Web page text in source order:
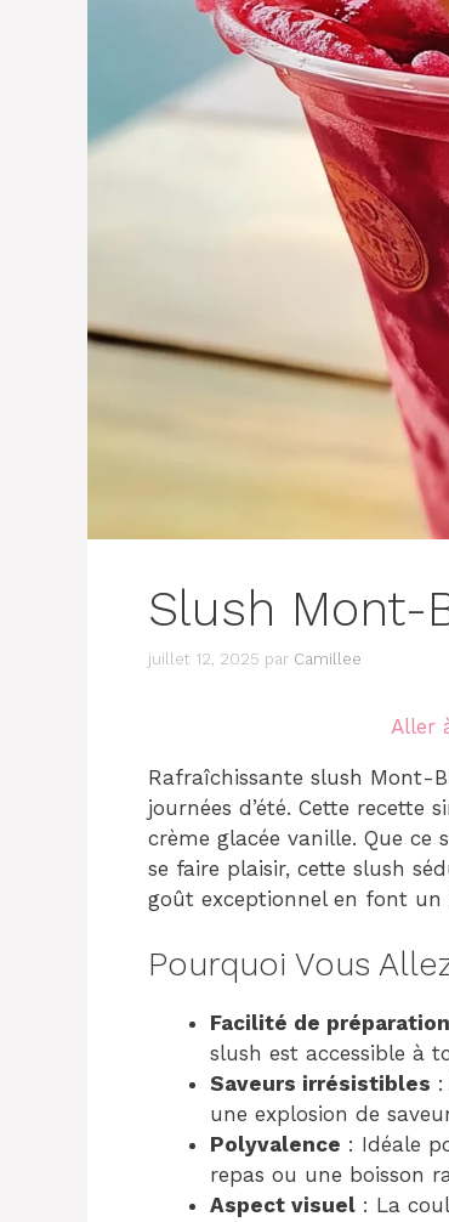
Slush Mont-
juillet 12, 2025 par Camillee
Aller
Rafraîchissante slush Mont-
journées d’été. Cette recette
crème glacée vanille. Que
se faire plaisir, cette slush
goût exceptionnel en font
Pourquoi Vous
Facilité de préparation
slush est accessible à
Saveurs irrésistibles
une explosion de
Polyvalence : Idéale
repas ou une boisson
Aspect visuel : La